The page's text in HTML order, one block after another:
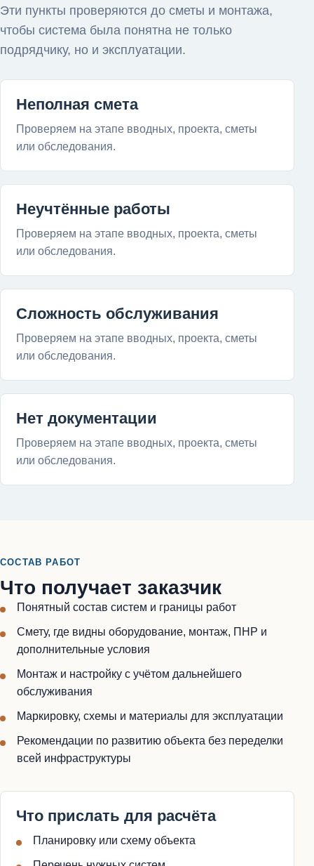
Эти пункты проверяются до сметы и монтажа,
чтобы система была понятна не только
подрядчику, но и эксплуатации.
Неполная смета
Проверяем на этапе вводных, проекта, сметы
или обследования.
Неучтённые работы
Проверяем на этапе вводных, проекта, сметы
или обследования.
Сложность обслуживания
Проверяем на этапе вводных, проекта, сметы
или обследования.
Нет документации
Проверяем на этапе вводных, проекта, сметы
или обследования.
СОСТАВ РАБОТ
Что получает заказчик
Понятный состав систем и границы работ
Смету, где видны оборудование, монтаж, ПНР и
дополнительные условия
Монтаж и настройку с учётом дальнейшего
обслуживания
Маркировку, схемы и материалы для эксплуатации
Рекомендации по развитию объекта без переделки
всей инфраструктуры
Что прислать для расчёта
Планировку или схему объекта